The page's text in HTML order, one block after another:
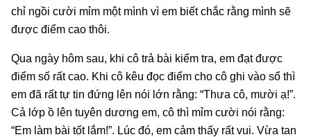
chỉ ngồi cười mỉm một mình vì em biết chắc rằng mình sẽ
được điểm cao thôi.
Qua ngày hôm sau, khi cô trả bài kiểm tra, em đạt được
điểm số rất cao. Khi cô kêu đọc điểm cho cô ghi vào sổ thì
em đã rất tự tin đứng lên nói lớn rằng: “Thưa cô, mười ạ!”.
Cả lớp ồ lên tuyên dương em, cô thì mỉm cười nói rằng:
“Em làm bài tốt lắm!”. Lúc đó, em cảm thấy rất vui. Vừa tan